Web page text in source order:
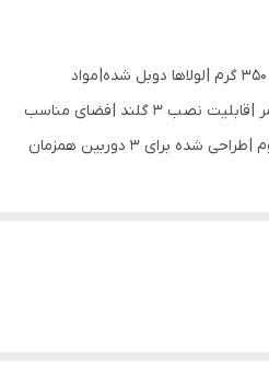
تعداد در هر کارتن 44 عدد | وزن 350 گرم | لولاها دوبل شده| مواد
مهندسی شده | گارانتی مادام العمر | قابلیت نصب 3 گلند | فضای مناسب
برای 3 دوربین همزمان